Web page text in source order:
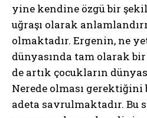
yine kendine özgü bir
uğraşı olarak
olmaktadır. Ergenin, ne
dünyasında tam olarak
de artık çocukların
Nerede olması gerektiğini
adeta savrulmaktadır. Bu